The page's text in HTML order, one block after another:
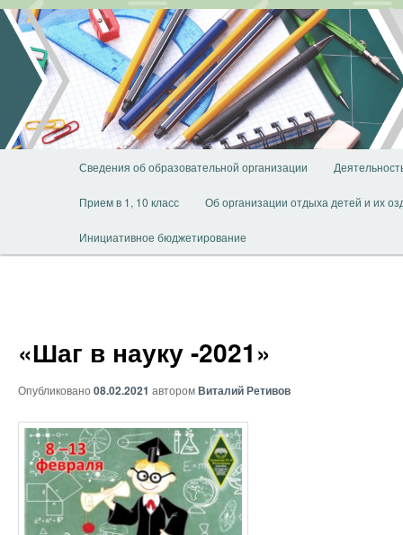
Перейти
основному
содержимому
Сведения об образовательной организации
Прием в 1, 10 класс Об организации отдыха детей и их
Инициативное бюджетирование
«Шаг в науку -2021»
Опубликовано 08.02.2021 авторомВиталий Ретивов